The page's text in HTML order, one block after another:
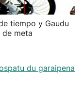
tiempo y Gaudu
meta
du garaipena